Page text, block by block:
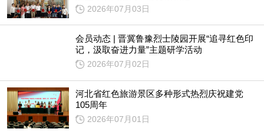
2026年07月03日
会员动态 | 晋冀鲁豫烈士陵园开展“追寻红色印
记，汲取奋进力量”主题研学活动
2026年07月02日
河北省红色旅游景区多种形式热烈庆祝建党
105周年
2026年07月01日